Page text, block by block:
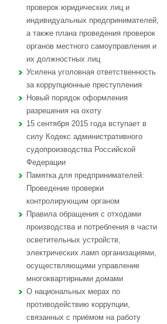
проверок юридических лиц и
индивидуальных предпринимателей,
а также плана проведения проверок
органов местного самоуправления и
их должностных лиц
Усилена уголовная ответственность
за коррупционные преступления
Новый порядок оформления
разрешения на охоту
15 сентября 2015 года вступает в
силу Кодекс административного
судопроизводства Российской
Федерации
Памятка для предпринимателей:
Проведение проверки
контролирующим органом
Правила обращения с отходами
производства и потребления в части
осветительных устройств,
электрических ламп организациями,
осуществляющими управление
многоквартирными домами
О национальных мерах по
противодействию коррупции,
связанных с приёмом на работу